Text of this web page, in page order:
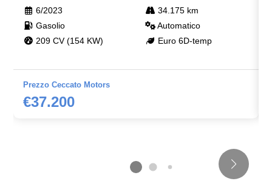
6/2023
34.175 km
Gasolio
Automatico
209 CV (154 KW)
Euro 6D-temp
Prezzo Ceccato Motors
€37.200